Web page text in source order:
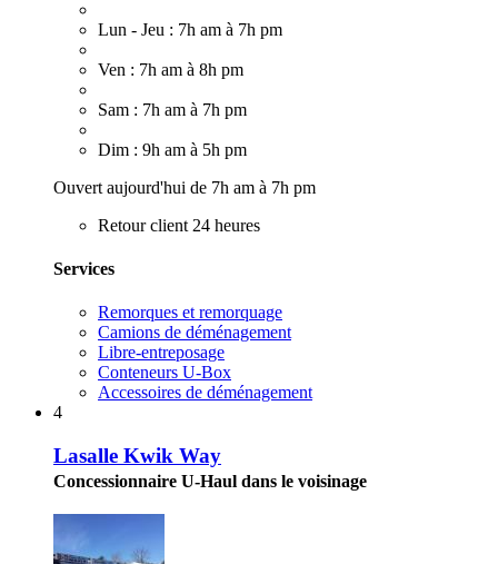
Lun - Jeu : 7h am à 7h pm
Ven : 7h am à 8h pm
Sam : 7h am à 7h pm
Dim : 9h am à 5h pm
Ouvert aujourd'hui de 7h am à 7h pm
Retour client 24 heures
Services
Remorques et remorquage
Camions de déménagement
Libre-entreposage
Conteneurs U-Box
Accessoires de déménagement
4
Lasalle Kwik Way
Concessionnaire U-Haul dans le voisinage